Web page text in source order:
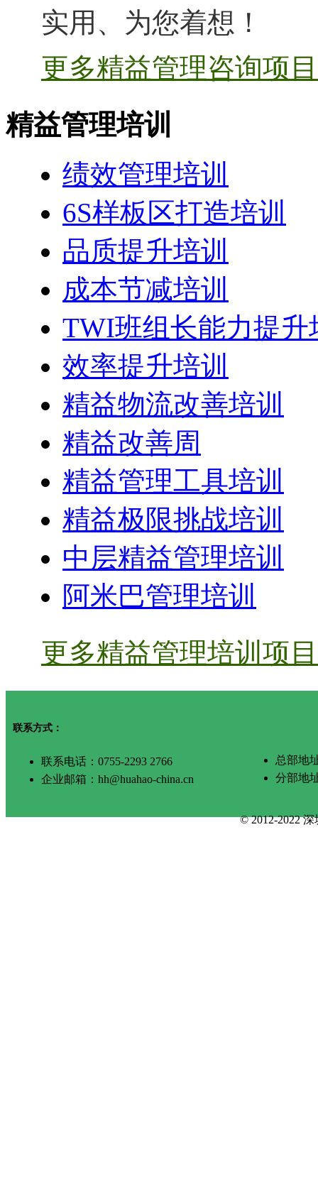
实用、为您着想！
更多精益管理咨询项
精益管理培训
绩效管理培训
6S样板区打造培训
品质提升培训
成本节减培训
TWI班组长能力提升
效率提升培训
精益物流改善培训
精益改善周
精益管理工具培训
精益极限挑战培训
中层精益管理培训
阿米巴管理培训
更多精益管理培训项
联系方式：
联系电话：0755-2293 2766
企业邮箱：hh@huahao-china.cn
总部地
分部地
© 2012-2022